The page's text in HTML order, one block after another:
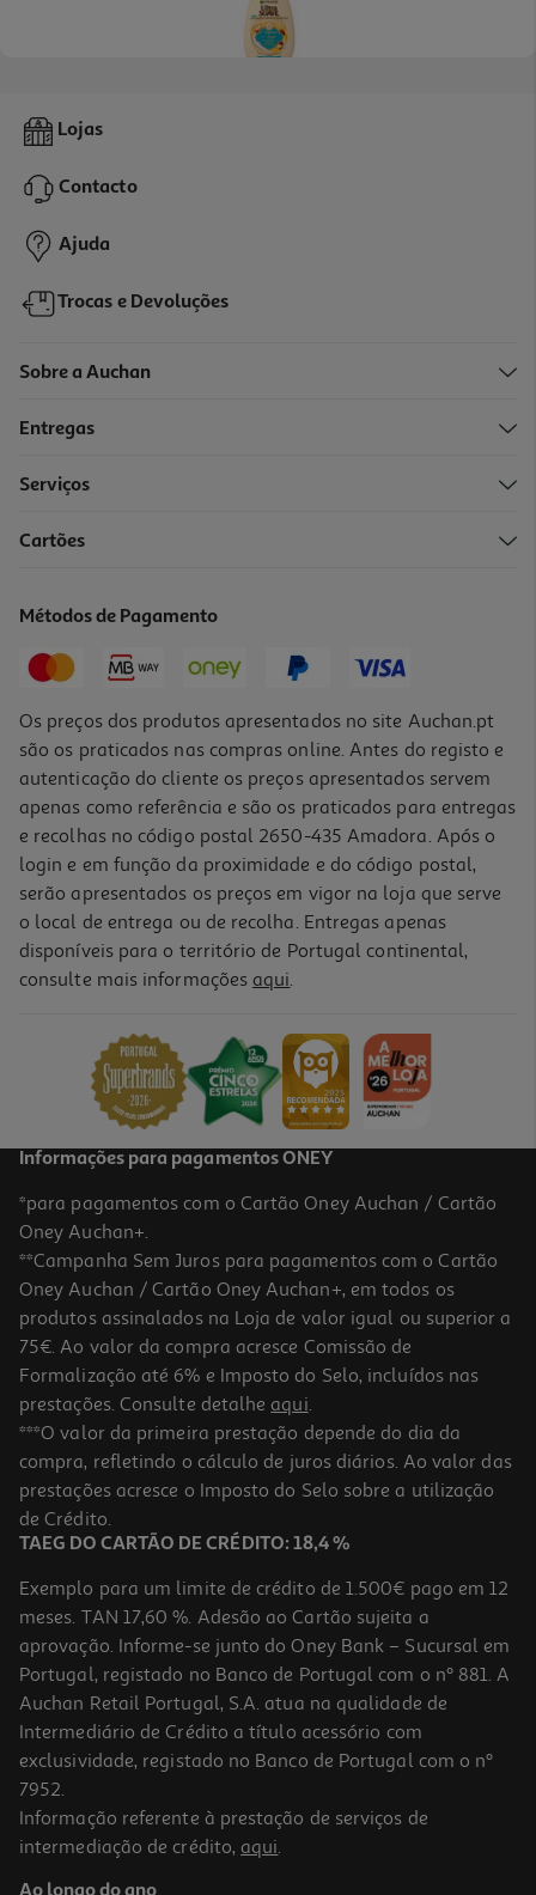
Condicionador Ultra Suave Riqueza D'argão 400ml
5,89 €
Condicionador Ultra Suave Gama Maravilhosa 400ml
-20%
Condicionador Ultra Suave Carvão 200ml
14.75 €/Lt
Price reduced from
3,69 €to
2,95 €
Promoção
Condicionador Ultra Suave Leite De Côco 400ml
Lojas
Contacto
Ajuda
Trocas e Devoluções
Sobre a Auchan
Entregas
Serviços
Cartões
Métodos de Pagamento
Os preços dos produtos apresentados no site Auchan.pt
são os praticados nas compras online. Antes do registo e
autenticação do cliente os preços apresentados servem
apenas como referência e são os praticados para entregas
e recolhas no código postal 2650-435 Amadora. Após o
login e em função da proximidade e do código postal,
serão apresentados os preços em vigor na loja que serve
o local de entrega ou de recolha. Entregas apenas
disponíveis para o território de Portugal continental,
consulte mais informações aqui.
Informações para pagamentos ONEY
*para pagamentos com o Cartão Oney Auchan / Cartão
Oney Auchan+.
**Campanha Sem Juros para pagamentos com o Cartão
Oney Auchan / Cartão Oney Auchan+, em todos os
produtos assinalados na Loja de valor igual ou superior a
75€. Ao valor da compra acresce Comissão de
Formalização até 6% e Imposto do Selo, incluídos nas
prestações. Consulte detalhe aqui.
***O valor da primeira prestação depende do dia da
compra, refletindo o cálculo de juros diários. Ao valor das
prestações acresce o Imposto do Selo sobre a utilização
de Crédito.
TAEG DO CARTÃO DE CRÉDITO: 18,4 %
Exemplo para um limite de crédito de 1.500€ pago em 12
meses. TAN 17,60 %. Adesão ao Cartão sujeita a
aprovação. Informe-se junto do Oney Bank – Sucursal em
Portugal, registado no Banco de Portugal com o nº 881. A
Auchan Retail Portugal, S.A. atua na qualidade de
Intermediário de Crédito a título acessório com
exclusividade, registado no Banco de Portugal com o nº
7952.
Informação referente à prestação de serviços de
intermediação de crédito, aqui.